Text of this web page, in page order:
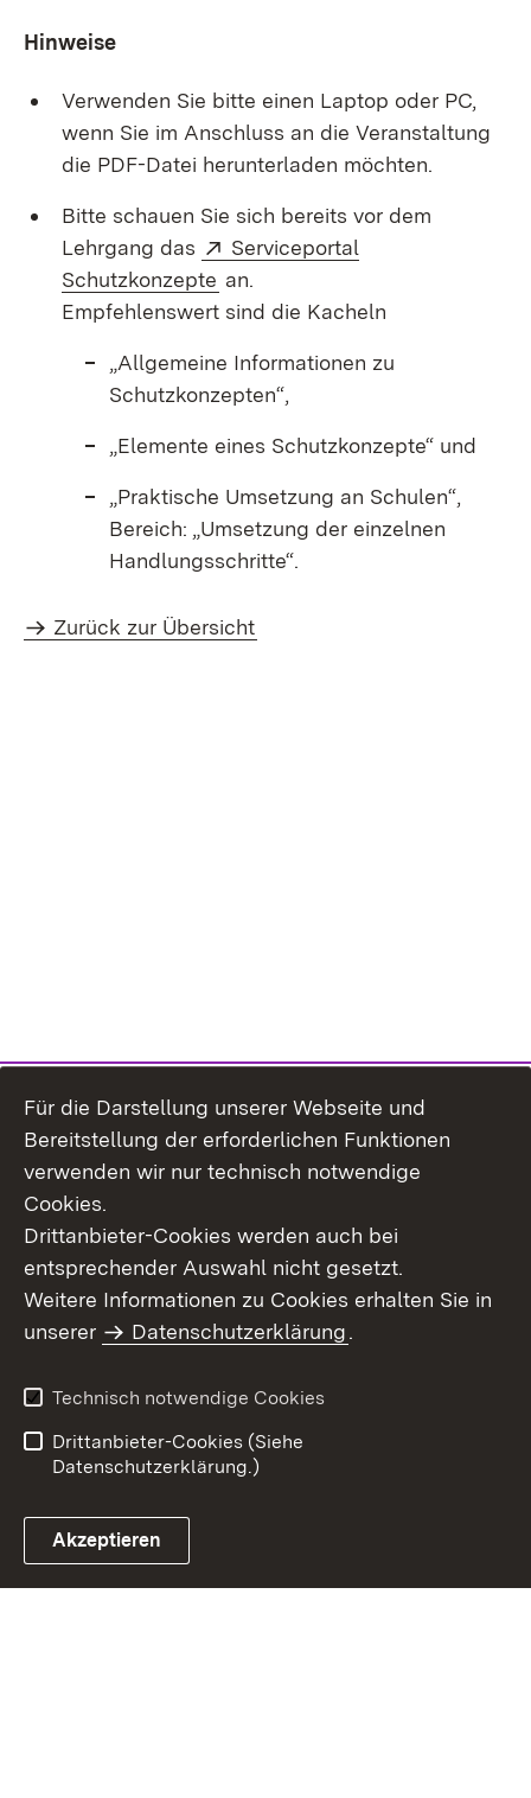
Hinweise
Verwenden Sie bitte einen Laptop oder PC,
wenn Sie im Anschluss an die Veranstaltung
die PDF-Datei herunterladen möchten.
Bitte schauen Sie sich bereits vor dem
Lehrgang das
Extern:
Serviceportal
Schutzkonzepte (Öffnet in neuem Fenster)
an.
Empfehlenswert sind die Kacheln
„Allgemeine Informationen zu
Schutzkonzepten“,
„Elemente eines Schutzkonzepte“ und
„Praktische Umsetzung an Schulen“,
Bereich: „Umsetzung der einzelnen
Handlungsschritte“.
Zurück zur Übersicht
Benutzungshinweise
Erklärung zur
Für die Darstellung unserer Webseite und
Bereitstellung der erforderlichen Funktionen
verwenden wir nur technisch notwendige
Cookies.
Drittanbieter-Cookies werden auch bei
entsprechender Auswahl nicht gesetzt.
Weitere Informationen zu Cookies erhalten Sie in
unserer
Datenschutzerklärung.
Technisch notwendige Cookies
Drittanbieter-Cookies (Siehe
Datenschutzerklärung.)
Akzeptieren